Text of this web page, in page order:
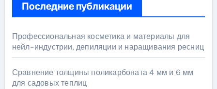
Последние публикации
Профессиональная косметика и материалы для
нейл-индустрии, депиляции и наращивания ресниц
Сравнение толщины поликарбоната 4 мм и 6 мм
для садовых теплиц